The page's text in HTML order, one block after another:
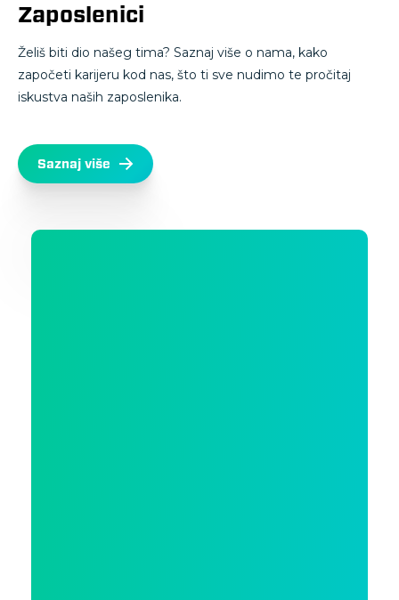
Zaposlenici
Želiš biti dio našeg tima? Saznaj više o nama, kako
započeti karijeru kod nas, što ti sve nudimo te pročitaj
iskustva naših zaposlenika.
Saznaj više